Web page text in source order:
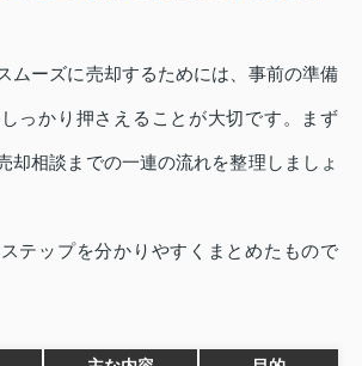
ムーズに売却するためには、事前の準備
っかり押さえることが大切です。まず
却相談までの一連の流れを整理しましょ
テップを分かりやすくまとめたもので